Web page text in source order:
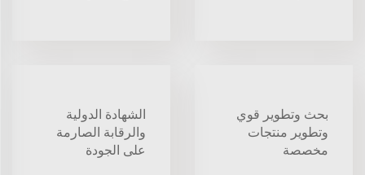
بحث وتطوير قوي
وتطوير منتجات
مخصصة
الشهادة الدولية
والرقابة الصارمة
على الجودة